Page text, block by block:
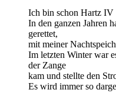
Ich bin schon Hartz IV
In den ganzen Jahren
gerettet,
mit meiner
Im letzten Winter war
der Zange
kam und stellte den
Es wird immer so